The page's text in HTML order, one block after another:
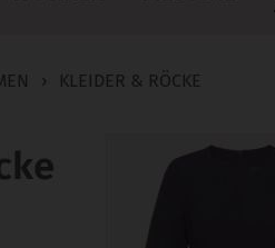
› KLEIDER & RÖCKE